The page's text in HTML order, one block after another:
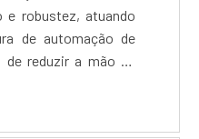
e robustez, atuando
de automação de
reduzir a mão de
aumentar a
em que for
SOBRE O